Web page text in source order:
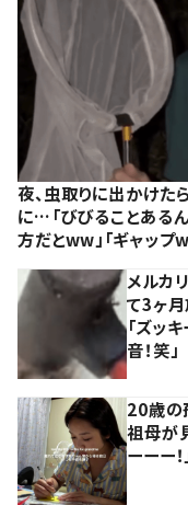
夜、虫取りに出かけ
に…「びびることある
方だとww」「ギャップ
メルカ
て3ヶ
「ズッ
音！笑」
20歳の
祖母が
ーーー